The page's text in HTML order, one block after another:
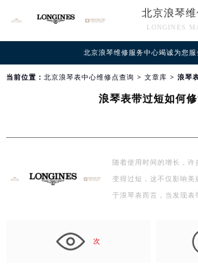
北京浪琴
LONGINES
北京浪琴维修服务中心竭诚为您服
当前位置： 北京浪琴表中心维修点查询 > 文章库 > 浪琴
浪琴表带过短如何修
随着使用时间的增长，
变得过短，这不仅影响美
于浪琴表而言，当发现表
次